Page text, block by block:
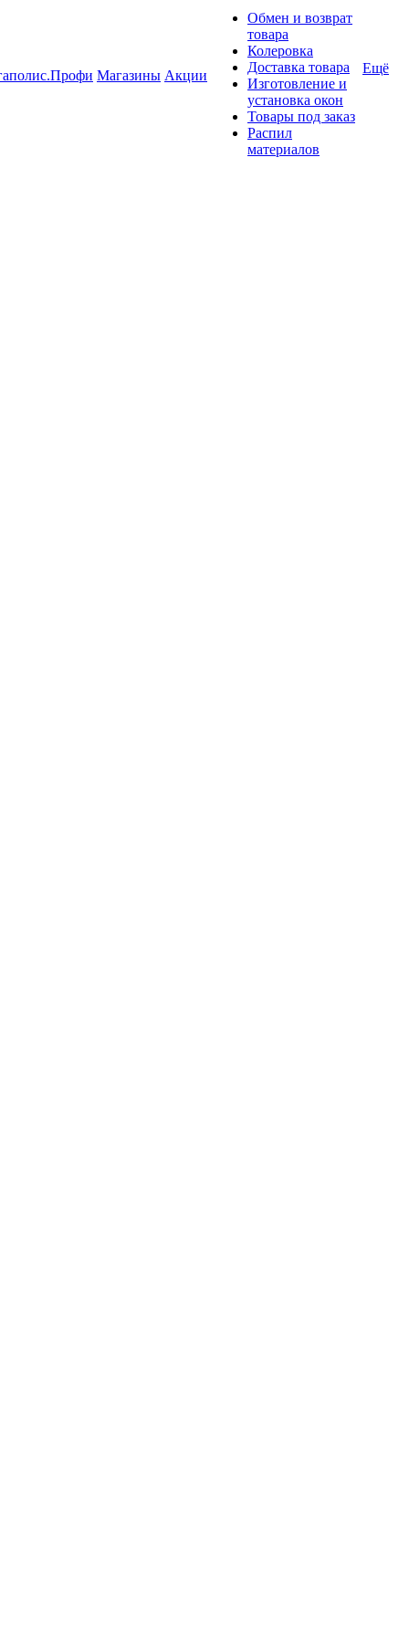
Магазины Акции
Обмен и возврат
товара
Колеровка
Доставка товара
Изготовление и
установка окон
Товары под заказ
Распил
материалов
Ещё